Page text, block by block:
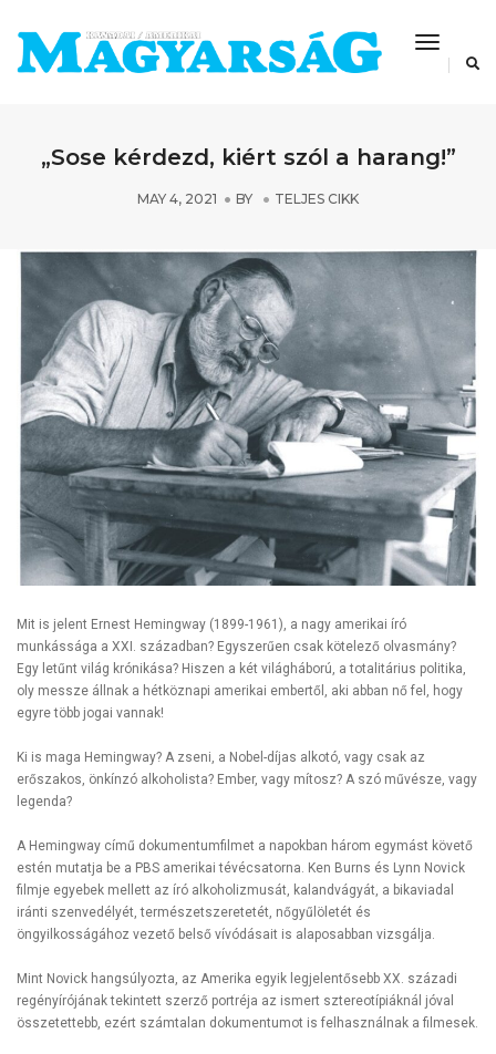
Toggle
„Sose kérdezd, kiért szól a harang!”
MAY 4, 2021 BY TELJES CIKK
Mit is jelent Ernest Hemingway (1899-1961), a nagy amerikai író
munkássága a XXI. században? Egyszerűen csak kötelező olvasmány?
Egy letűnt világ krónikása? Hiszen a két világháború, a totalitárius politika,
oly messze állnak a hétköznapi amerikai embertől, aki abban nő fel, hogy
egyre több jogai vannak!
Ki is maga Hemingway? A zseni, a Nobel-díjas alkotó, vagy csak az
erőszakos, önkínzó alkoholista? Ember, vagy mítosz? A szó művésze, vagy
legenda?
A Hemingway című dokumentumfilmet a napokban három egymást követő
estén mutatja be a PBS amerikai tévécsatorna. Ken Burns és Lynn Novick
filmje egyebek mellett az író alkoholizmusát, kalandvágyát, a bikaviadal
iránti szenvedélyét, természetszeretetét, nőgyűlöletét és
öngyilkosságához vezető belső vívódásait is alaposabban vizsgálja.
Mint Novick hangsúlyozta, az Amerika egyik legjelentősebb XX. századi
regényírójának tekintett szerző portréja az ismert sztereotípiáknál jóval
összetettebb, ezért számtalan dokumentumot is felhasználnak a filmesek.